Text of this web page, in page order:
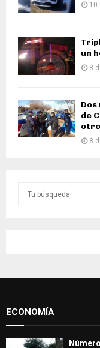
10
un
8
de
8
o
ECONOMÍA